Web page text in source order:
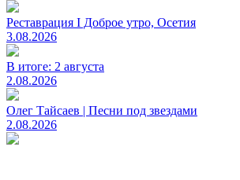
Реставрация I Доброе утро, Осетия
3.08.2026
В итоге: 2 августа
2.08.2026
Олег Тайсаев | Песни под звездами
2.08.2026